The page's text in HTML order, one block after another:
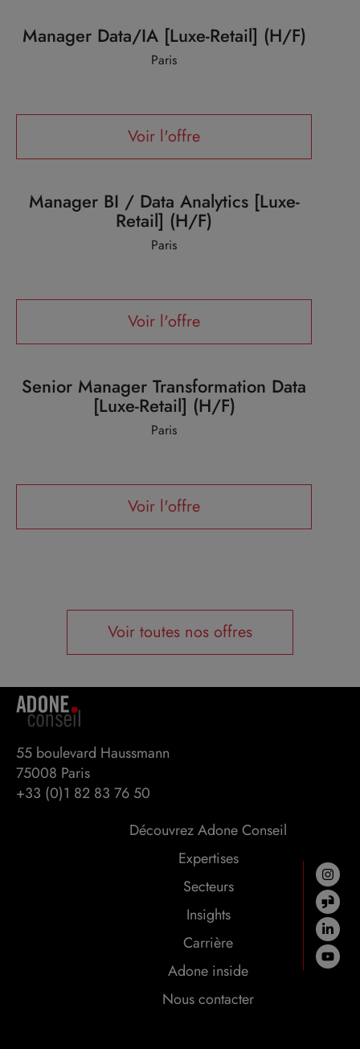
Manager Data/IA [Luxe-Retail] (H/F)
Paris
Voir l'offre
Manager BI / Data Analytics [Luxe-
Retail] (H/F)
Paris
Voir l'offre
Senior Manager Transformation Data
[Luxe-Retail] (H/F)
Paris
Voir l'offre
Voir toutes nos offres
55 boulevard Haussmann
75008 Paris
+33 (0)1 82 83 76 50
Découvrez Adone Conseil
Expertises
Secteurs
Insights
Carrière
Adone inside
Nous contacter